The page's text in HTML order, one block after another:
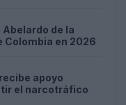
de la
Colombia en 2026
apoyo
el narcotráfico